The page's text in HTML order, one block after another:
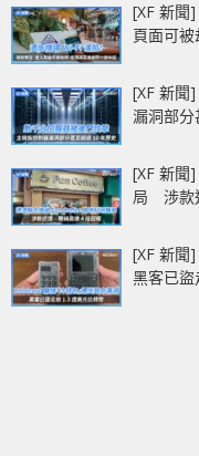
[XF 新聞
頁面可
[XF 新聞
漏洞部
[XF 新聞
局 涉款
[XF 新聞
黑客已